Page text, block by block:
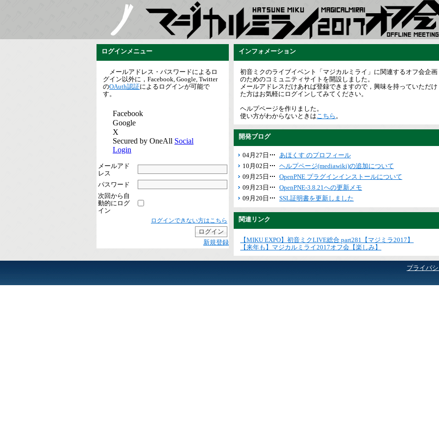
ログインメニュー
メールアドレス・パスワードによるロ
グイン以外に，Facebook, Google, Twitter
のOAuth認証によるログインが可能で
す。
メールアド
レス
パスワード
次回から自
動的にログ
イン
ログインできない方はこちら
新規登録
インフォメーション
初音ミクのライブイベント「マジカルミライ」に関連するオフ会企画
のためのコミュニティサイトを開設しました。
メールアドレスだけあれば登録できますので，興味を持っていただけ
た方はお気軽にログインしてみてください。
ヘルプページを作りました。
使い方がわからないときはこちら 。
開発ブログ
04月27日
あほくす のプロフィール
10月02日
ヘルプページ(mediawiki)の追加について
09月25日
OpenPNE プラグインインストールについて
09月23日
OpenPNE-3.8.21への更新メモ
09月20日
SSL証明書を更新しました
関連リンク
【MIKU EXPO】初音ミクLIVE総合 part281【マジミラ2017】
【来年も】マジカルミライ2017オフ会【楽しみ】
プライバ